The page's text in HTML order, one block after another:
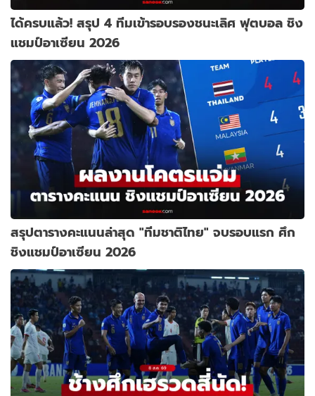
ได้ครบแล้ว! สรุป 4 ทีมเข้ารอบรองชนะเลิศ ฟุตบอล ชิง
แชมป์อาเซียน 2026
สรุปตารางคะแนนล่าสุด "ทีมชาติไทย" จบรอบแรก ศึก
ชิงแชมป์อาเซียน 2026